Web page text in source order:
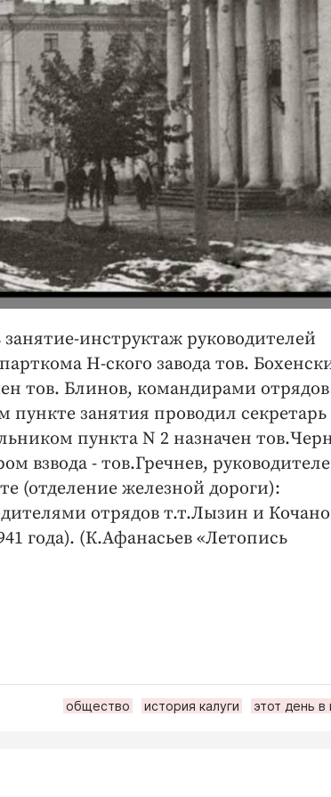
занятие-инструктаж руководителей
Н-ского завода тов.
тов. Блинов, командирами отрядов
занятия проводил секретарь
пункта N 2 назначен
взвода - тов.Гречнев,
(отделение железной дороги):
отрядов т.т.Лызин и
года). (К.Афанасьев «Летопись
общество история калуги этот день в